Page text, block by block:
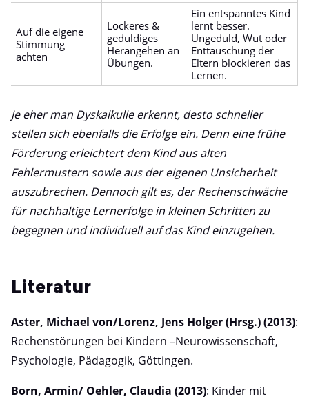
Auf die eigene
Stimmung
achten
Lockeres &
geduldiges
Herangehen an
Übungen.
Ein entspanntes Kind
lernt besser.
Ungeduld, Wut oder
Enttäuschung der
Eltern blockieren das
Lernen.
Je eher man Dyskalkulie erkennt, desto schneller
stellen sich ebenfalls die Erfolge ein. Denn eine frühe
Förderung erleichtert dem Kind aus alten
Fehlermustern sowie aus der eigenen Unsicherheit
auszubrechen. Dennoch gilt es, der Rechenschwäche
für nachhaltige Lernerfolge in kleinen Schritten zu
begegnen und individuell auf das Kind einzugehen.
Literatur
Aster, Michael von/Lorenz, Jens Holger (Hrsg.) (2013):
Rechenstörungen bei Kindern –Neurowissenschaft,
Psychologie, Pädagogik, Göttingen.
Born, Armin/ Oehler, Claudia (2013): Kinder mit